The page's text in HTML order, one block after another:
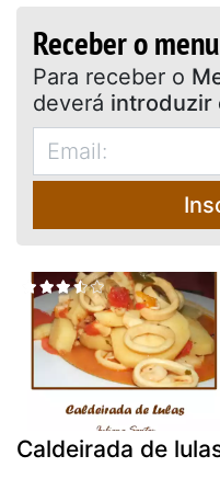
Receber o
Para receber o
deverá introduzir
Caldeirada de